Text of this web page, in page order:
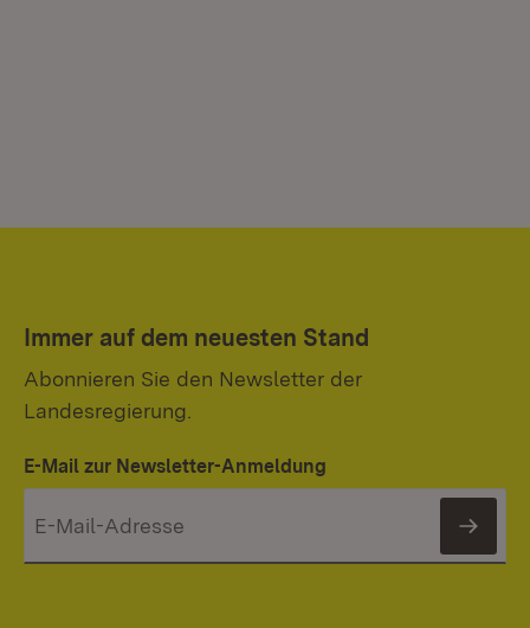
Immer auf dem neuesten Stand
Abonnieren Sie den Newsletter der
Landesregierung.
E-Mail zur Newsletter-Anmeldung